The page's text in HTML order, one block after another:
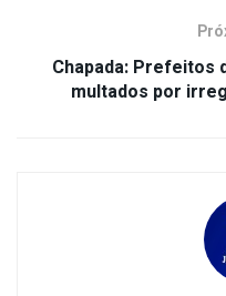
Chapada: Prefeitos
multados por